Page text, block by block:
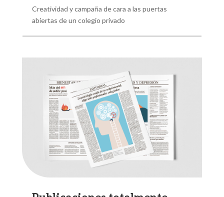
Creatividad y campaña de cara a las puertas
abiertas de un colegio privado